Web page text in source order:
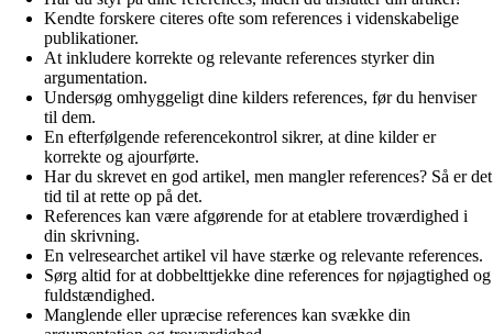
Kendte forskere citeres ofte som references i videnskabelige
publikationer.
At inkludere korrekte og relevante references styrker din
argumentation.
Undersøg omhyggeligt dine kilders references, før du henviser
til dem.
En efterfølgende referencekontrol sikrer, at dine kilder er
korrekte og ajourførte.
Har du skrevet en god artikel, men mangler references? Så er det
tid til at rette op på det.
References kan være afgørende for at etablere troværdighed i
din skrivning.
En velresearchet artikel vil have stærke og relevante references.
Sørg altid for at dobbelttjekke dine references for nøjagtighed og
fuldstændighed.
Manglende eller upræcise references kan svække din